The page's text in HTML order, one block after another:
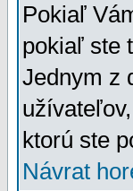
Pokiaľ
pokiaľ ste
Jednym z
ktorú ste
Návrat